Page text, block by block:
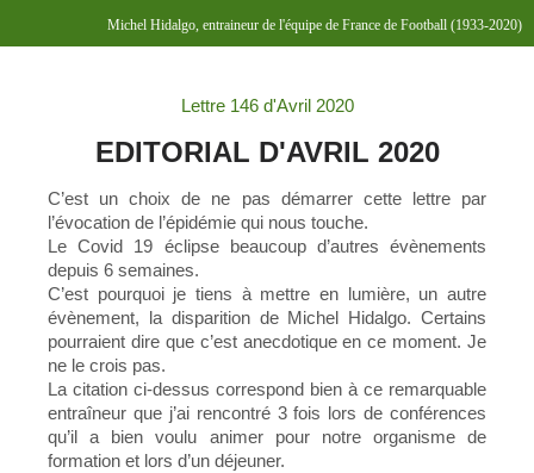
Michel Hidalgo, entraineur de l'équipe de France de Football (1933-2020)
Lettre 146 d'Avril 2020
EDITORIAL D'AVRIL 2020
C’est un choix de ne pas démarrer cette lettre par
l’évocation de l’épidémie qui nous touche.
Le Covid 19 éclipse beaucoup d’autres évènements
depuis 6 semaines.
C’est pourquoi je tiens à mettre en lumière, un autre
évènement, la disparition de Michel Hidalgo. Certains
pourraient dire que c’est anecdotique en ce moment. Je
ne le crois pas.
La citation ci-dessus correspond bien à ce remarquable
entraîneur que j’ai rencontré 3 fois lors de conférences
qu’il a bien voulu animer pour notre organisme de
formation et lors d’un déjeuner.